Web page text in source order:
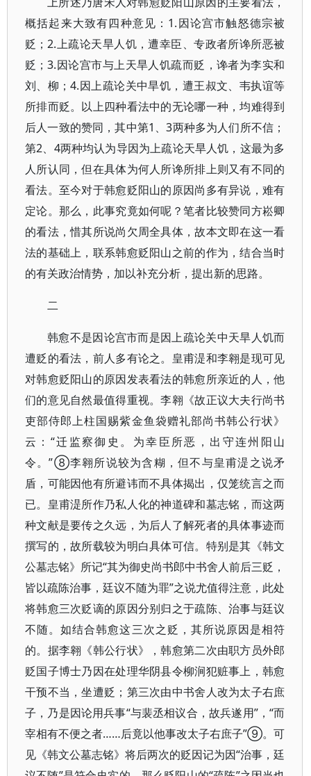
概括起来大致有四种意见：1.因论宫市触怒德宗被
贬；2.上疏论天旱人饥，遭幸臣、专政者所谗所恶被
贬；3.因论宫市与上天旱人饥疏而贬，谗者为李实和
刘、柳；4.因上疏论关中旱饥，遭王叔文、韦执谊等
所排而贬。以上四种看法中的无论哪一种，均难得到
后人一致的赞同，其中第1、3两种多为人们所不信；
第2、4两种均认为导因为上疏论天旱人饥，这最为多
人所认同，但在具体为何人所谗所排上则又有不同的
看法。至今对于韩愈贬阳山的原因尚多有异说，难有
定论。那么，此事究竟如何呢？笔者比较赞同方崧卿
的看法，惜其所说尚欠周全具体，故本文即在这一看
法的基础上，联系韩愈贬阳山之前的作为，结合当时
的有关政治情势，加以补充分析，提出新的思路。
二
韩愈不是因论宫市而是因上疏论关中天旱人饥而
遭贬的看法，前人多有论之。皇甫湜和李翱是现可见
对韩愈贬阳山的原因发表看法的韩愈所亲近的人，他
们的意见自然最值得重视。李翱《故正议大夫行尚书
吏部侍郎上柱国赐紫金鱼袋赠礼部尚书韩公行状》
云：“迁监察御史。为幸臣所恶，出守连州阳山
令。”⑧李翱所说较为含糊，但不与皇甫湜之说矛
盾，可能因他有所避讳而不具体揭出，仅笼统言之而
已。皇甫湜所作乃私人化的神道碑和墓志铭，而这两
种文献是要传之久远，为后人了解死者的具体事迹而
撰写的，故所载较为明白具体可信。特别是其《韩文
公墓志铭》所记“其为御史尚书郎中书舍人前后三贬，
皆以疏陈治事，廷议不随为罪”之说尤值得注意，此处
将韩愈三次贬谪的原因分别归之于疏陈、治事与廷议
不随。如结合韩愈这三次之贬，其所说原因是相符
的。据李翱《韩公行状》，韩愈第二次由职方员外郎
贬国子博士乃因在处理华阴县令柳涧犯赃事上，韩愈
干预不当，坐遭贬；第三次由中书舍人改为太子右庶
子，乃是因论用兵事“与裴丞相议合，故兵遂用”，“而
宰相有不便之者……后竟以他事改太子右庶子”⑨。可
见《韩文公墓志铭》将后两次的贬因记为因“治事，廷